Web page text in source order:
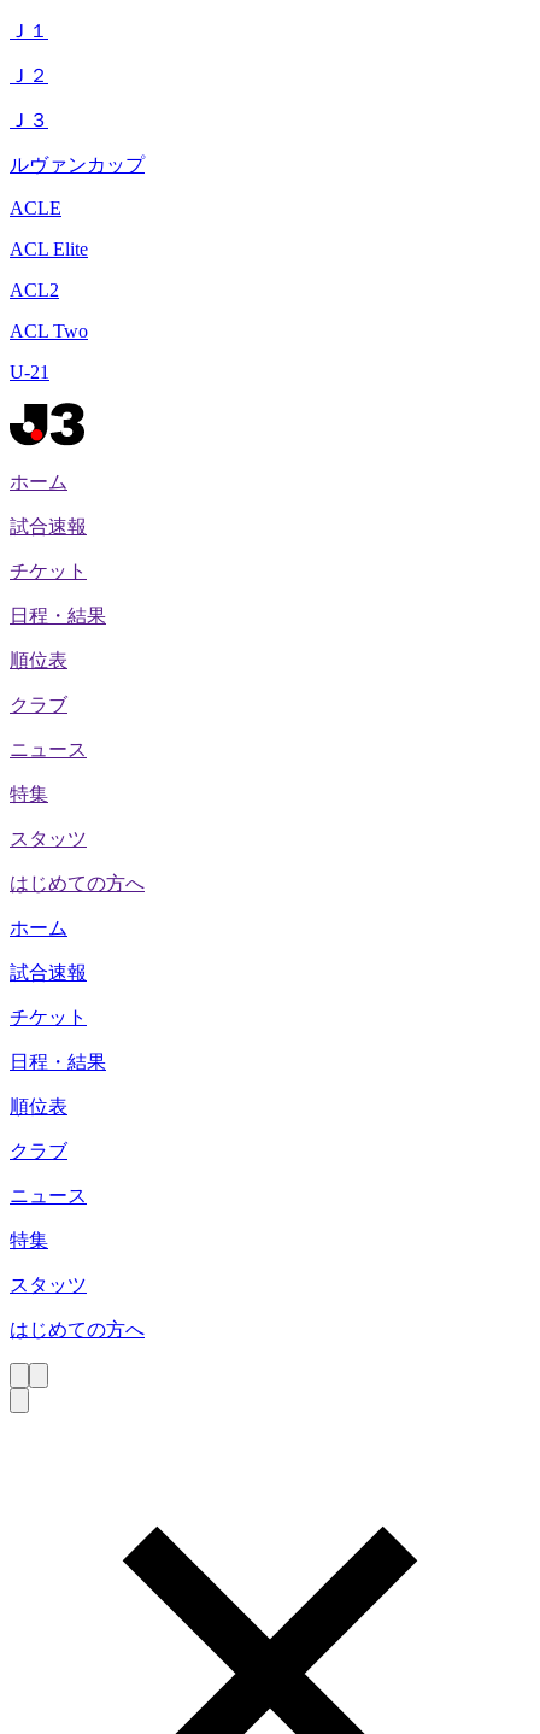
Ｊ１
Ｊ２
Ｊ３
ルヴァンカップ
ACLE
ACL Elite
ACL2
ACL Two
U-21
ホーム
試合速報
チケット
日程・結果
順位表
クラブ
ニュース
特集
スタッツ
はじめての方へ
ホーム
試合速報
チケット
日程・結果
順位表
クラブ
ニュース
特集
スタッツ
はじめての方へ